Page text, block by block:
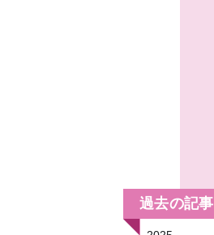
過去の記事